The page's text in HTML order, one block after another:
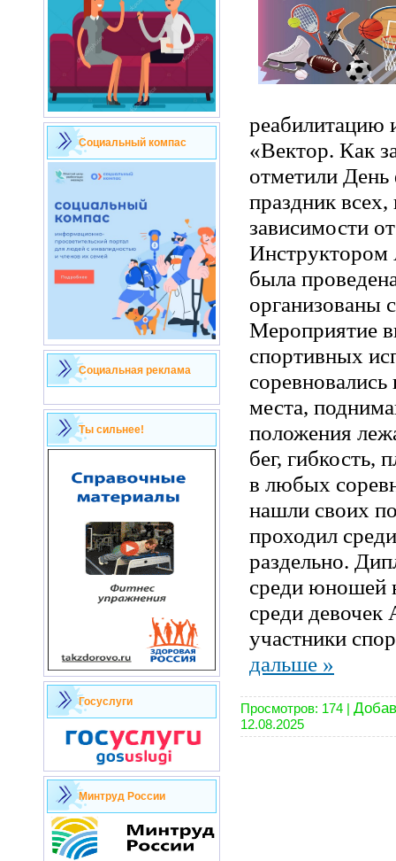
Социальный компас
Социальная реклама
Ты сильнее!
Госуслуги
Минтруд России
реабилитацию
«Вектор. Как
отметили День
праздник
зависимости
была
организованы
Мероприятие
спортивных
места,
положения
бег, гибкость,
в любых
нашли своих
проходил
раздельно.
среди юношей
среди девочек
участники
дальше »
Просмотров: 174
12.08.2025